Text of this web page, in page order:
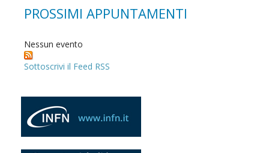
PROSSIMI APPUNTAMENTI
Nessun evento
Sottoscrivi il Feed RSS